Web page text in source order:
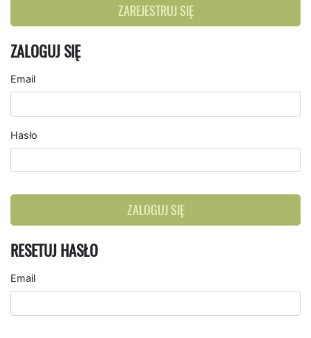
ZAREJESTRUJ SIĘ
ZALOGUJ SIĘ
Email
Hasło
ZALOGUJ SIĘ
RESETUJ HASŁO
Email